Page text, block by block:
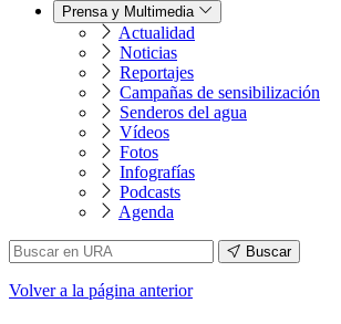
Prensa y Multimedia
Actualidad
Noticias
Reportajes
Campañas de sensibilización
Senderos del agua
Vídeos
Fotos
Infografías
Podcasts
Agenda
Buscar
Volvera la página anterior